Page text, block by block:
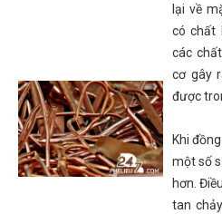
lại về
có chất
các
cơ gây
được
Khi
một số
hơn.
tan